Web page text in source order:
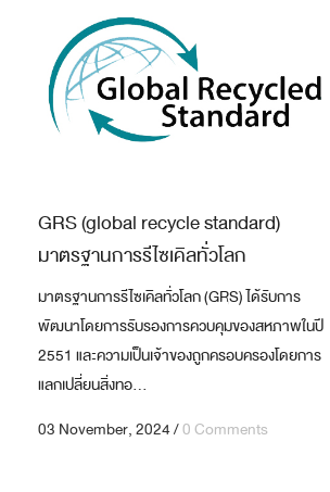
GRS (global recycle standard)
มาตรฐานการรีไซเคิลทั่วโลก
มาตรฐานการรีไซเคิลทั่วโลก (GRS) ได้รับการ
พัฒนาโดยการรับรองการควบคุมของสหภาพในปี
2551 และความเป็นเจ้าของถูกครอบครองโดยการ
แลกเปลี่ยนสิ่งทอ...
03 November, 2024/0 Comments